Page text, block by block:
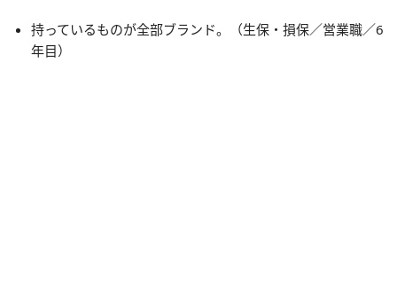
持っているものが全部ブランド。（生保・損保／営業職／6
年目）